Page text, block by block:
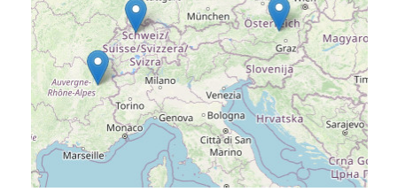
Hodapp ist mit drei
Tochtergesellschaften in
Österreich, der Schweiz und
Frankreich international präsent
und erfolgreich.